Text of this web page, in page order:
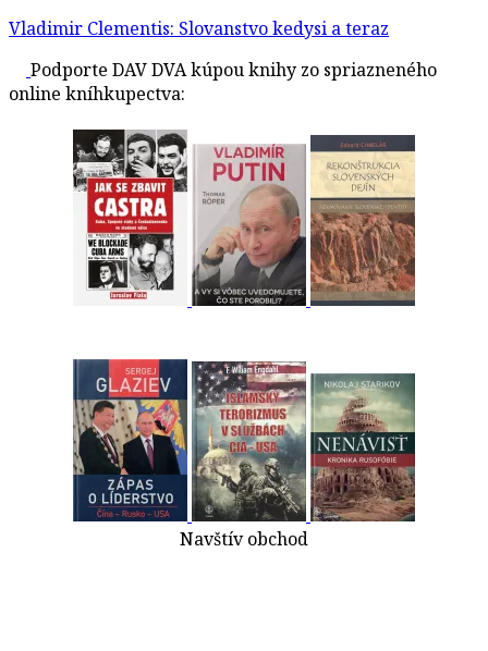
Vladimir Clementis: Slovanstvo kedysi a teraz
Podporte DAV DVA kúpou knihy zo spriazneného
online kníhkupectva:
Navštív obchod